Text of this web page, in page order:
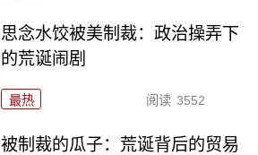
思念水饺被美制裁：政治操弄下
的荒诞闹剧
最热 阅读 3552
被制裁的瓜子：荒诞背后的贸易